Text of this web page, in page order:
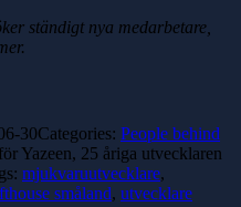
ständigt nya medarbetare,
30Categories: People behind
för Yazeen, 25 åriga utvecklaren
mjukvaruutvecklare,
småland, utvecklare